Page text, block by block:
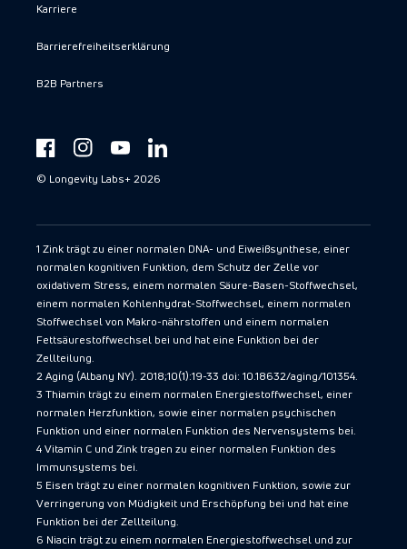
Karriere
Barrierefreiheitserklärung
B2B Partners
FacebookInstagramYouTubehttps://www.linkedin.com/showcase/
© Longevity Labs+ 2026
1 Zink trägt zu einer normalen DNA- und Eiweißsynthese, einer
normalen kognitiven Funktion, dem Schutz der Zelle vor
oxidativem Stress, einem normalen Säure-Basen-Stoffwechsel,
einem normalen Kohlenhydrat-Stoffwechsel, einem normalen
Stoffwechsel von Makro-nährstoffen und einem normalen
Fettsäurestoffwechsel bei und hat eine Funktion bei der
Zellteilung.
2 Aging (Albany NY). 2018;10(1):19-33 doi: 10.18632/aging/101354.
3 Thiamin trägt zu einem normalen Energiestoffwechsel, einer
normalen Herzfunktion, sowie einer normalen psychischen
Funktion und einer normalen Funktion des Nervensystems bei.
4 Vitamin C und Zink tragen zu einer normalen Funktion des
Immunsystems bei.
5 Eisen trägt zu einer normalen kognitiven Funktion, sowie zur
Verringerung von Müdigkeit und Erschöpfung bei und hat eine
Funktion bei der Zellteilung.
6 Niacin trägt zu einem normalen Energiestoffwechsel und zur